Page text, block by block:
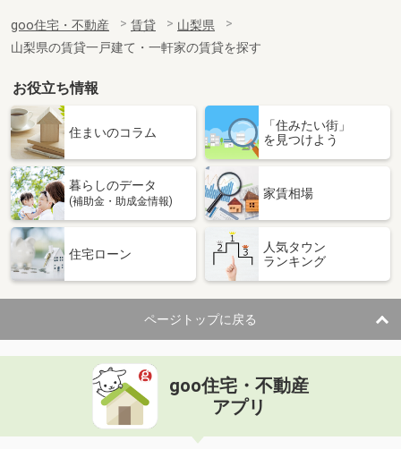
専有面積
26.08m²
間取り
1K
山梨県甲府市天神町
価 格
8.10万円
山梨県甲府市天神町
専有面積 25.89m²
間取り
山梨県笛吹市石和町川中島
住 所
山梨県笛吹市石和町川中島
専有面積 28.02m²
間取り
1K
山梨県甲府市里吉１
価 格
住 所
山梨県甲府市里吉１
専有面積 34.88m²
goo住宅・不動産 賃貸
山梨県
山梨県の賃貸一戸建て・一軒家の賃貸を探す
お役立ち情報
住まいのコラム
「住みたい街」
を見つけよう
暮らしのデータ
(補助金・助成金情報)
家賃相場
住宅ローン
人気タウン
ランキング
ページトップに戻る
goo住宅・不動産
アプリ